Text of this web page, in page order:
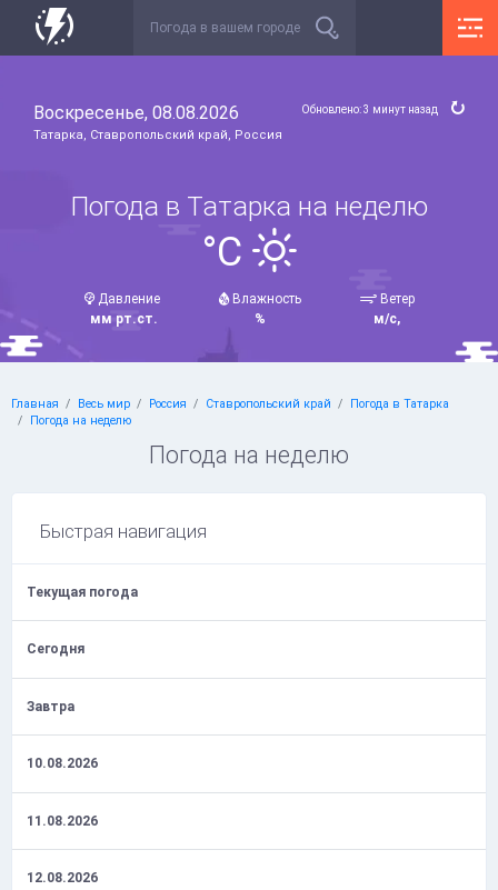
Воскресенье, 08.08.2026
Татарка, Ставропольский край, Россия
Обновлено: 3 минут назад
Погода в Татарка на неделю
°C
Давление
мм рт.ст.
Влажность
%
Ветер
м/с,
Главная Весь мир Россия Ставропольский край
Погода в Татарка
Погода на неделю
Погода на неделю
Быстрая навигация
Текущая погода
Сегодня
Завтра
10.08.2026
11.08.2026
12.08.2026